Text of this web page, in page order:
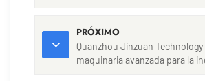
PRÓXIMO
Quanzhou Jinzuan
maquinaria avanzada para la